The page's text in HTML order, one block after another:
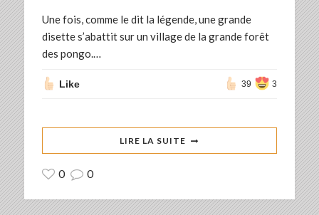
Une fois, comme le dit la légende, une grande
disette s’abattit sur un village de la grande forêt
des pongo.…
Like 39 3
LIRE LA SUITE
0 0